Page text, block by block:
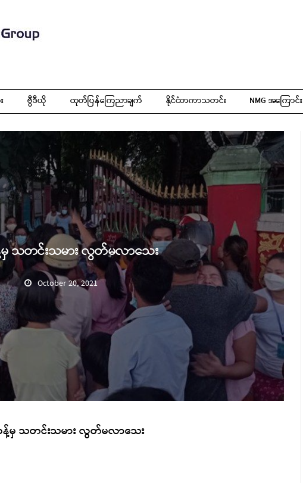
ဗွီဒီယို ထုတ်ပြန်ကြေညာချက် နိုင်ငံတကာသတင်း NMG အကြောင်း
မှ သတင်းသမား လွတ်မလာသေး
October 20, 2021
န့်မှ သတင်းသမား လွတ်မလာသေး